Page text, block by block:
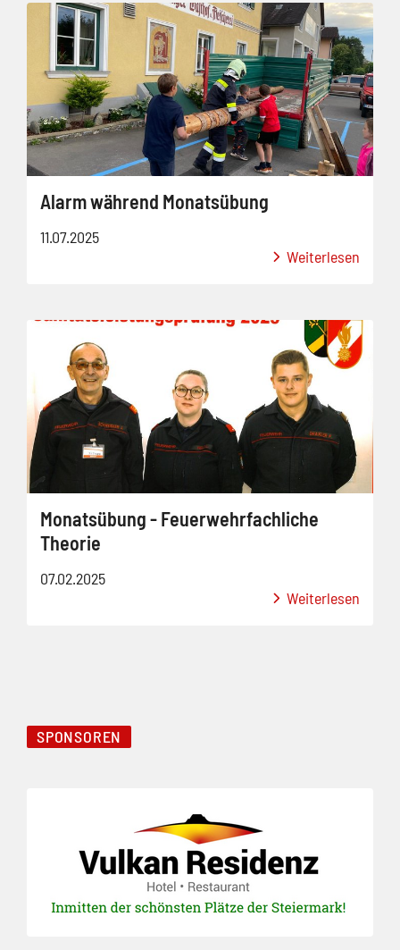
Alarm während Monatsübung
11.07.2025
Weiterlesen
Monatsübung - Feuerwehrfachliche
Theorie
07.02.2025
Weiterlesen
SPONSOREN